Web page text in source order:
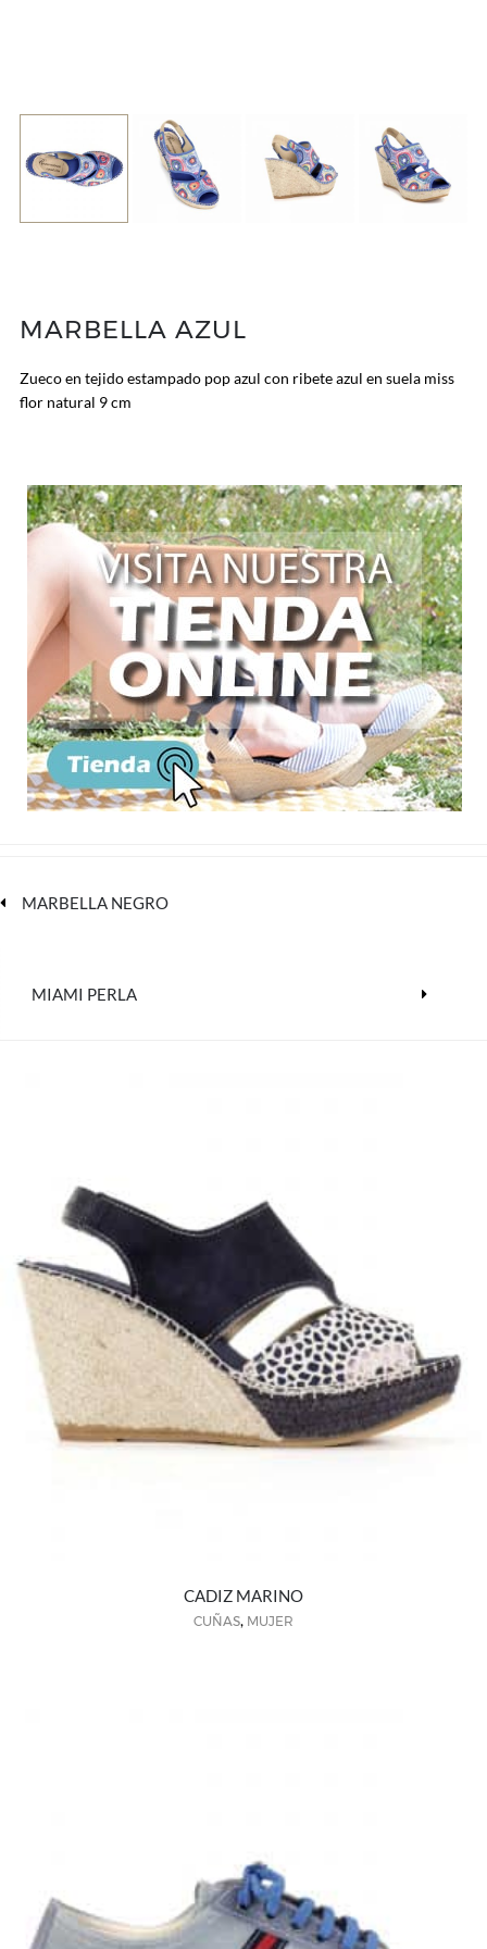
MARBELLA AZUL
Zueco en tejido estampado pop azul con ribete azul en suela miss
flor natural 9 cm
MARBELLA NEGRO
MIAMI PERLA
CADIZ MARINO
CUÑAS, MUJER